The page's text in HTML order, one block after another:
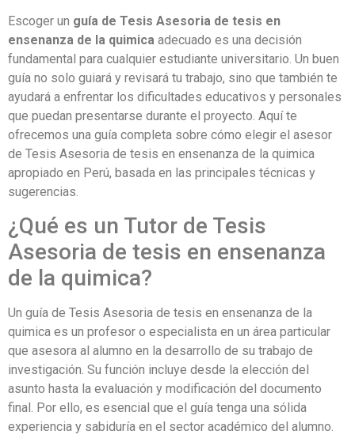
Escoger un guía de Tesis Asesoria de tesis en
ensenanza de la quimica adecuado es una decisión
fundamental para cualquier estudiante universitario. Un buen
guía no solo guiará y revisará tu trabajo, sino que también te
ayudará a enfrentar los dificultades educativos y personales
que puedan presentarse durante el proyecto. Aquí te
ofrecemos una guía completa sobre cómo elegir el asesor
de Tesis Asesoria de tesis en ensenanza de la quimica
apropiado en Perú, basada en las principales técnicas y
sugerencias.
¿Qué es un Tutor de Tesis
Asesoria de tesis en ensenanza
de la quimica?
Un guía de Tesis Asesoria de tesis en ensenanza de la
quimica es un profesor o especialista en un área particular
que asesora al alumno en la desarrollo de su trabajo de
investigación. Su función incluye desde la elección del
asunto hasta la evaluación y modificación del documento
final. Por ello, es esencial que el guía tenga una sólida
experiencia y sabiduría en el sector académico del alumno.